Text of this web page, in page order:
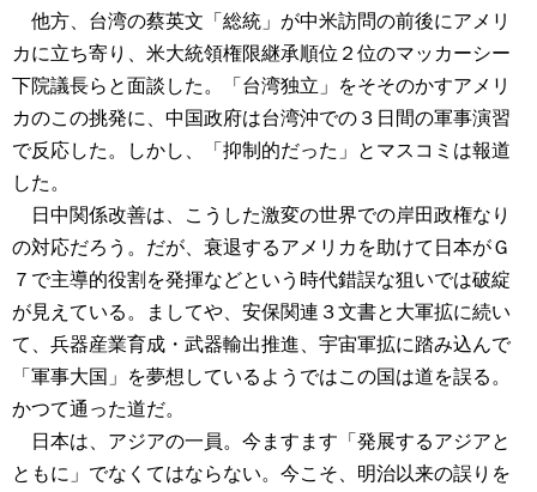
他方、台湾の蔡英文「総統」が中米訪問の前後にアメリ
カに立ち寄り、米大統領権限継承順位２位のマッカーシー
下院議長らと面談した。「台湾独立」をそそのかすアメリ
カのこの挑発に、中国政府は台湾沖での３日間の軍事演習
で反応した。しかし、「抑制的だった」とマスコミは報道
した。
日中関係改善は、こうした激変の世界での岸田政権なり
の対応だろう。だが、衰退するアメリカを助けて日本がＧ
７で主導的役割を発揮などという時代錯誤な狙いでは破綻
が見えている。ましてや、安保関連３文書と大軍拡に続い
て、兵器産業育成・武器輸出推進、宇宙軍拡に踏み込んで
「軍事大国」を夢想しているようではこの国は道を誤る。
かつて通った道だ。
日本は、アジアの一員。今ますます「発展するアジアと
ともに」でなくてはならない。今こそ、明治以来の誤りを